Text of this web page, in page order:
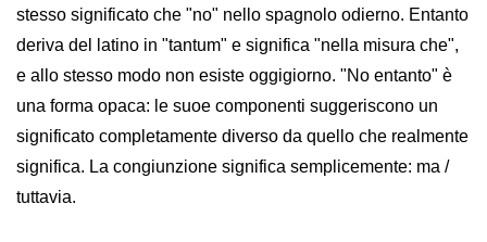
stesso significato che "no" nello spagnolo odierno. Entanto
deriva del latino in "tantum" e significa "nella misura che",
e allo stesso modo non esiste oggigiorno. "No entanto" è
una forma opaca: le suoe componenti suggeriscono un
significato completamente diverso da quello che realmente
significa. La congiunzione significa semplicemente: ma /
tuttavia.